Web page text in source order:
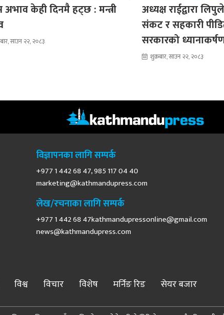
अभाव केही दिनमै हट्छ : मन्त्री
साउन २२, २०८३
अध्यक्ष राईद्वारा
संकट र सहकारी
सरकारको
शुक्रबार, साउन २२, २०८३
विज्ञापनका लागि सम्पर्क
+977 1 442 68 47, 985 117 04 40
marketing@kathmandupress.com
लेख/रचनाका लागि सम्पर्क
+977 1 442 68 47kathmandupressonline@gmail.com
news@kathmandupress.com
विश्व विचार विशेष मर्निङ रिड सेयर बजार